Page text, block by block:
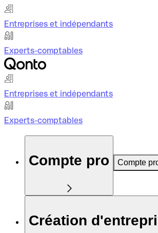
Entreprises et indépendants
Experts-comptables
Entreprises et indépendants
Experts-comptables
Compte pro Compte
Création